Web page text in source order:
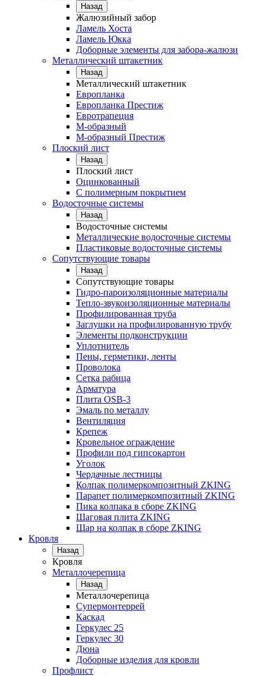
Назад
Жалюзийный забор
Ламель Хоста
Ламель Юкка
Доборные элементы для забора-жалюзи
Металлический штакетник
Назад
Металлический штакетник
Европланка
Европланка Престиж
Евротрапеция
М-образный
М-образный Престиж
Плоский лист
Назад
Плоский лист
Оцинкованный
С полимерным покрытием
Водосточные системы
Назад
Водосточные системы
Металлические водосточные системы
Пластиковые водосточные системы
Сопутствующие товары
Назад
Сопутствующие товары
Гидро-пароизоляционные материалы
Тепло-звукоизоляционные материалы
Профилированная труба
Заглушки на профилированную трубу
Элементы подконструкции
Уплотнитель
Пены, герметики, ленты
Проволока
Сетка рабица
Арматура
Плита OSB-3
Эмаль по металлу
Вентиляция
Крепеж
Кровельное ограждение
Профили под гипсокартон
Уголок
Чердачные лестницы
Колпак полимеркомпозитный ZKING
Парапет полимеркомпозитный ZKING
Пика колпака в сборе ZKING
Шаговая плита ZKING
Шар на колпак в сборе ZKING
Кровля
Назад
Кровля
Металлочерепица
Назад
Металлочерепица
Супермонтеррей
Каскад
Геркулес 25
Геркулес 30
Дюна
Доборные изделия для кровли
Профлист